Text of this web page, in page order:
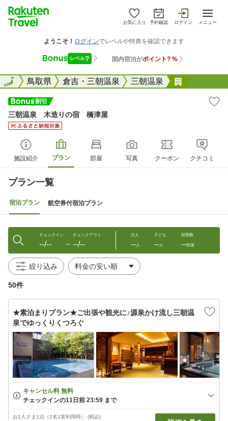
お気に入り 予約確認 ログイン メニュー
全国鳥取県 倉吉・三朝温泉 三朝温泉
全国
三朝温泉 木造りの宿 橋津屋
施設紹介 プラン 部屋 写真 クーポン クチコミ
プラン一覧
宿泊プラン 航空券付宿泊プラン
チェックイン
--/-- 〜
チェックアウト
--/--
大人
--人
子ども
--人
部屋数
--部屋
絞り込み
50件
★素泊まりプラン★ご出張や観光に♪源泉かけ流し三朝温
泉でゆっくりくつろぐ
お1人さま1泊（2名1室利用時） (税込)